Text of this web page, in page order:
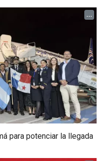
...
para potenciar la llegada